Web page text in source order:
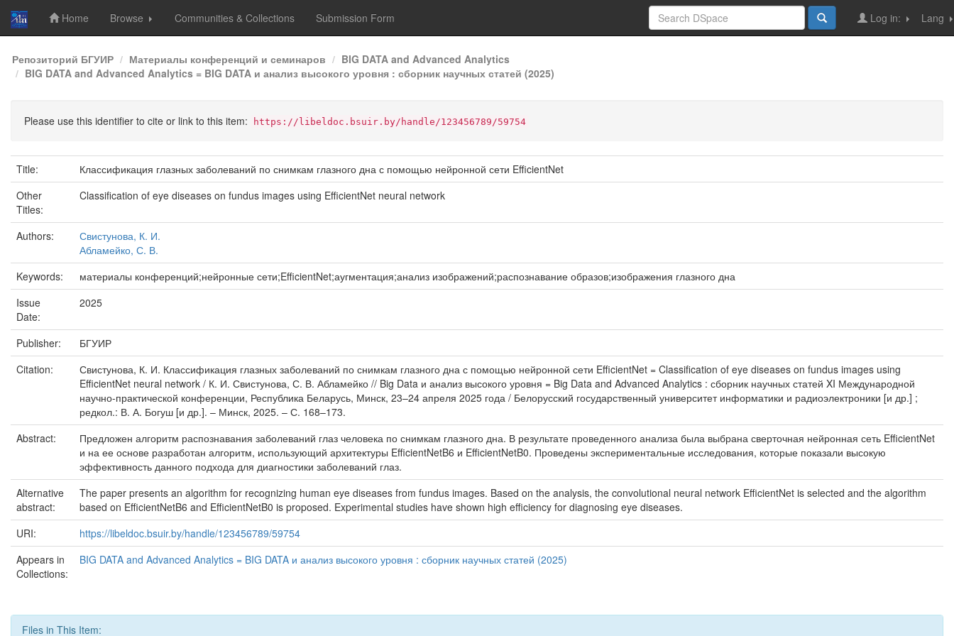
Skip
navigation
Home Browse Communities & Collections Submission Form Lang
Log in:
Репозиторий БГУИР Материалы конференций и семинаров
BIG DATA and Advanced Analytics
BIG DATA and Advanced Analytics = BIG DATA и анализ высокого уровня : сборник научных статей (2025)
Please use this identifier to cite or link to this item: https://libeldoc.bsuir.by/handle/123456789/59754
Title:
Классификация глазных заболеваний по снимкам глазного дна с помощью нейронной сети EfficientNet
Other
Titles:
Classification of eye diseases on fundus images using EfficientNet neural network
Authors:
Свистунова, К. И.
Абламейко, С. В.
Keywords:
материалы конференций;нейронные сети;EfficientNet;аугментация;анализ изображений;распознавание образов;изображения глазного дна
Issue
Date:
2025
Publisher:
БГУИР
Citation:
Свистунова, К. И. Классификация глазных заболеваний по снимкам глазного дна с помощью нейронной сети EfficientNet = Classification of eye diseases on fundus images using
EfficientNet neural network / К. И. Свистунова, С. В. Абламейко // Big Data и анализ высокого уровня = Big Data and Advanced Analytics : сборник научных статей XI Международной
научно-практической конференции, Республика Беларусь, Минск, 23–24 апреля 2025 года / Белорусский государственный университет информатики и радиоэлектроники [и др.] ;
редкол.: В. А. Богуш [и др.]. – Минск, 2025. – С. 168–173.
Abstract:
Предложен алгоритм распознавания заболеваний глаз человека по снимкам глазного дна. В результате проведенного анализа была выбрана сверточная нейронная сеть EfficientNet
и на ее основе разработан алгоритм, использующий архитектуры EfficientNetB6 и EfficientNetB0. Проведены экспериментальные исследования, которые показали высокую
эффективность данного подхода для диагностики заболеваний глаз.
Alternative
abstract:
The paper presents an algorithm for recognizing human eye diseases from fundus images. Based on the analysis, the convolutional neural network EfficientNet is selected and the algorithm
based on EfficientNetB6 and EfficientNetB0 is proposed. Experimental studies have shown high efficiency for diagnosing eye diseases.
URI:
https://libeldoc.bsuir.by/handle/123456789/59754
Appears in
Collections:
BIG DATA and Advanced Analytics = BIG DATA и анализ высокого уровня : сборник научных статей (2025)
Files in This Item: